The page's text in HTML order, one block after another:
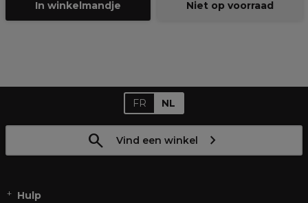
In winkelmandje Niet op voorraad
FR NL
Vind een winkel
Hulp